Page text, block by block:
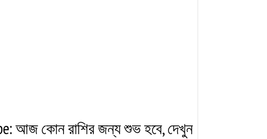
আজ কোন রাশির জন্য শুভ হবে, দেখুন